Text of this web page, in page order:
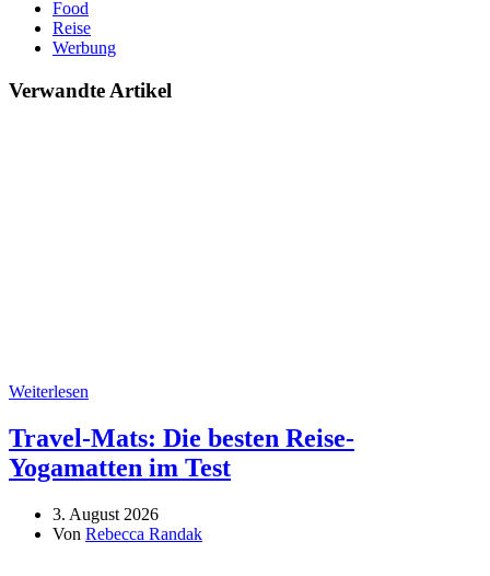
Food
Reise
Werbung
Verwandte Artikel
Weiterlesen
Travel-Mats: Die besten Reise-
Yogamatten im Test
3. August 2026
Von Rebecca Randak